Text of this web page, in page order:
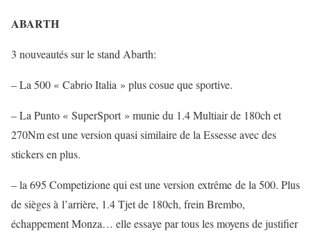
ABARTH
3 nouveautés sur le stand Abarth:
– La 500 « Cabrio Italia » plus cosue que sportive.
– La Punto « SuperSport » munie du 1.4 Multiair de 180ch et
270Nm est une version quasi similaire de la Essesse avec des
stickers en plus.
– la 695 Competizione qui est une version extrême de la 500. Plus
de sièges à l’arrière, 1.4 Tjet de 180ch, frein Brembo,
échappement Monza… elle essaye par tous les moyens de justifier